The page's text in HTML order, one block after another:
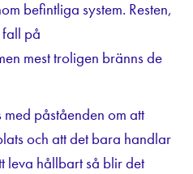
befintliga system. Resten,
på
mest troligen bränns de
påståenden om att
och att det bara handlar
leva hållbart så blir det